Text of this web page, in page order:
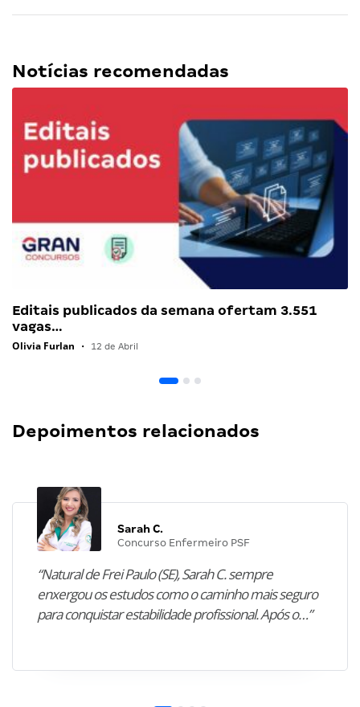
Notícias recomendadas
Editais publicados da semana ofertam 3.551
vagas…
Olivia Furlan • 12 de Abril
Depoimentos relacionados
Sarah C.
Concurso Enfermeiro PSF
“Natural de Frei Paulo (SE), Sarah C. sempre
enxergou os estudos como o caminho mais seguro
para conquistar estabilidade profissional. Após o…”